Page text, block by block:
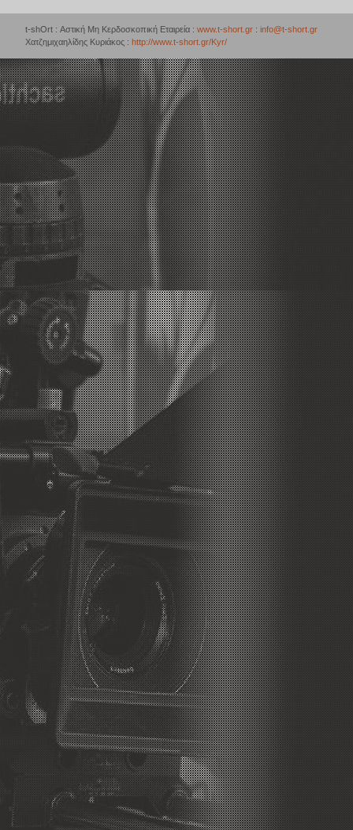
t-shOrt : Αστική Μη Κερδοσκοπική Εταιρεία : www.t-short.gr : info@t-short.gr
Χατζημιχαηλίδης Κυριάκος : http://www.t-short.gr/Kyr/